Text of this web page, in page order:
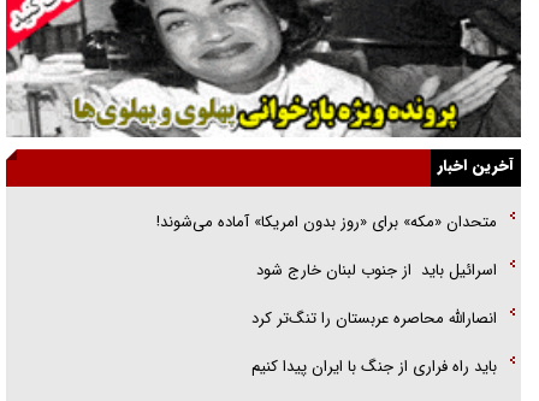
نسلی که آنلاین الگو می‌گیرد
گفت‌وگو با آیت‌الله جاودان/ جفای مخالفان مکانت معنوی رهبر شهید را
ارتقا می‌داد
راننده مست به قانون می‌خندد
همه آقای دوربینی شده‌ایم!
قصه ناتمام سرویس مدارس
آیا مقاومت فلسطین خلع‌سلاح می‌شود؟
آخرین اخبار
متحدان «مکه» برای «روز بدون امریکا» آماده می‌شوند!
اسرائيل بايد از جنوب لبنان خارج شود
انصارالله محاصره عربستان را تنگ‌تر کرد
باید راه فراری از جنگ با ایران پیدا کنیم